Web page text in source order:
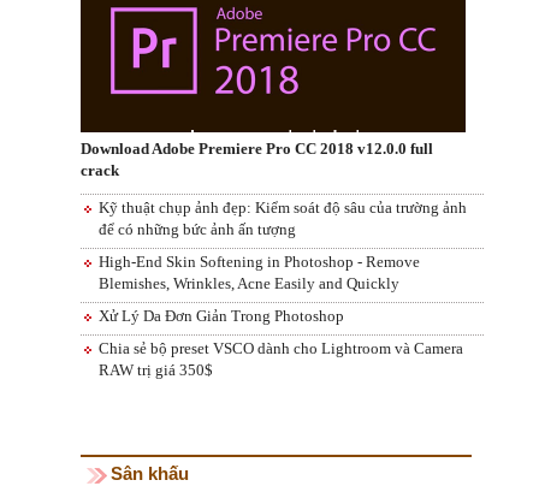
Download Adobe Premiere Pro CC 2018 v12.0.0 full
crack
Kỹ thuật chụp ảnh đẹp: Kiểm soát độ sâu của trường ảnh
để có những bức ảnh ấn tượng
High-End Skin Softening in Photoshop - Remove
Blemishes, Wrinkles, Acne Easily and Quickly
Xử Lý Da Đơn Giản Trong Photoshop
Chia sẻ bộ preset VSCO dành cho Lightroom và Camera
RAW trị giá 350$
Sân khấu